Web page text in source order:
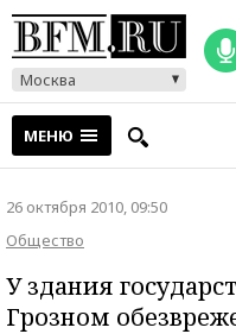
Москва
МЕНЮ
26 октября 2010, 09:50
Общество
У здания
Грозном